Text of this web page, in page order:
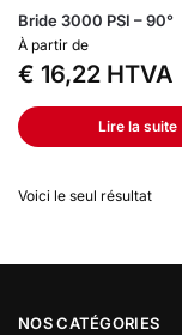
Bride 3000 PSI – 90°
À partir de
€ 16,22 HTVA
Lire la suite
Voici le seul résultat
NOS CATÉGORIES